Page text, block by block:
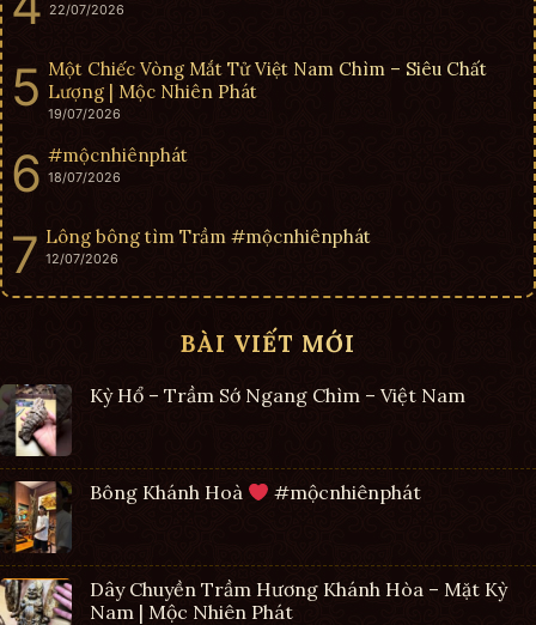
22/07/2026
Một Chiếc Vòng Mắt Tử Việt Nam Chìm – Siêu Chất
Lượng | Mộc Nhiên Phát
19/07/2026
#mộcnhiênphát
18/07/2026
Lông bông tìm Trầm #mộcnhiênphát
12/07/2026
BÀI VIẾT MỚI
Kỳ Hổ – Trầm Sớ Ngang Chìm – Việt Nam
Bông Khánh Hoà #mộcnhiênphát
Dây Chuyền Trầm Hương Khánh Hòa – Mặt Kỳ
Nam | Mộc Nhiên Phát